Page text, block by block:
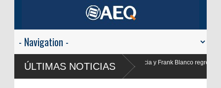
ÚLTIMAS NOTICIAS
y Frank Blanco regresan a